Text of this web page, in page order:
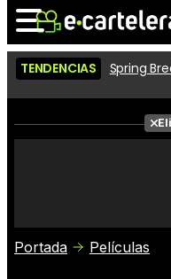
Noticias
Críticas
TENDENCIAS Spring
Portada Películas